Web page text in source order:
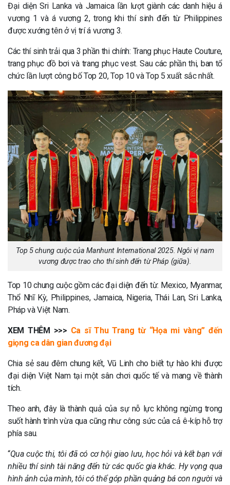
Đại diện Sri Lanka và Jamaica lần lượt giành các danh hiệu á
vương 1 và á vương 2, trong khi thí sinh đến từ Philippines
được xướng tên ở vị trí á vương 3.
Các thí sinh trải qua 3 phần thi chính: Trang phục Haute Couture,
trang phục đồ bơi và trang phục vest. Sau các phần thi, ban tổ
chức lần lượt công bố Top 20, Top 10 và Top 5 xuất sắc nhất.
Top 5 chung cuộc của Manhunt International 2025. Ngôi vị nam
vương được trao cho thí sinh đến từ Pháp (giữa).
Top 10 chung cuộc gồm các đại diện đến từ: Mexico, Myanmar,
Thổ Nhĩ Kỳ, Philippines, Jamaica, Nigeria, Thái Lan, Sri Lanka,
Pháp và Việt Nam.
XEM THÊM >>> Ca sĩ Thu Trang từ “Họa mi vàng” đến
giọng ca dân gian đương đại
Chia sẻ sau đêm chung kết, Vũ Linh cho biết tự hào khi được
đại diện Việt Nam tại một sân chơi quốc tế và mang về thành
tích.
Theo anh, đây là thành quả của sự nỗ lực không ngừng trong
suốt hành trình vừa qua cũng như công sức của cả ê-kíp hỗ trợ
phía sau.
“Qua cuộc thi, tôi đã có cơ hội giao lưu, học hỏi và kết bạn với
nhiều thí sinh tài năng đến từ các quốc gia khác. Hy vọng qua
hình ảnh của mình, tôi có thể góp phần quảng bá con người và